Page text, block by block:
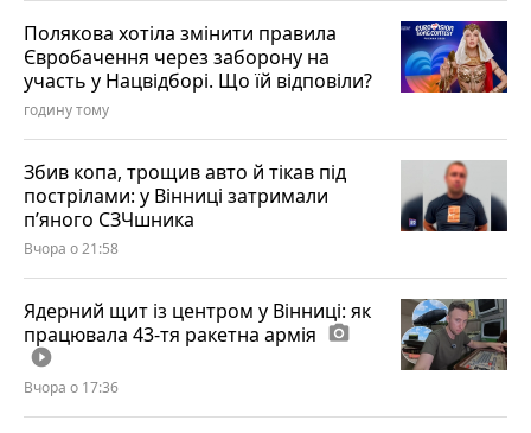
Полякова хотіла змінити правила
Євробачення через заборону на
участь у Нацвідборі. Що їй відповіли?
годину тому
Збив копа, трощив авто й тікав під
пострілами: у Вінниці затримали
п’яного СЗЧшника
Вчора о 21:58
Ядерний щит із центром у Вінниці: як
працювала 43-тя ракетна армія photo_camera
play_circle_filled
Вчора о 17:36